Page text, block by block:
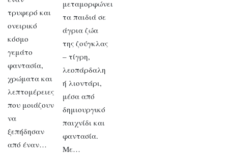
τρυφερό και
ονειρικό
κόσμο
γεμάτο
φαντασία,
χρώματα και
λεπτομέρειες
που μοιάζουν
να
ξεπήδησαν
από έναν…
μεταμορφώνει
τα παιδιά σε
άγρια ζώα
της ζούγκλας
– τίγρη,
λεοπάρδαλη
ή λιοντάρι,
μέσα από
δημιουργικό
παιχνίδι και
φαντασία.
Με…